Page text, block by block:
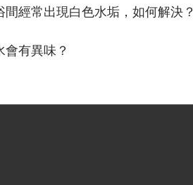
經常出現白色水垢，如何解決？
有異味？